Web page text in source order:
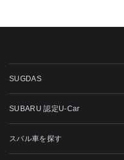
SUGDAS
SUBARU 認定U-Car
スバル車を探す